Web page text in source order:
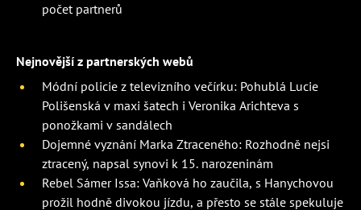
počet partnerů
Nejnovější z partnerských webů
Módní policie z televizního večírku: Pohublá Lucie
Polišenská v maxi šatech i Veronika Arichteva s
ponožkami v sandálech
Dojemné vyznání Marka Ztraceného: Rozhodně nejsi
ztracený, napsal synovi k 15. narozeninám
Rebel Sámer Issa: Vaňková ho zaučila, s Hanychovou
prožil hodně divokou jízdu, a přesto se stále spekuluje